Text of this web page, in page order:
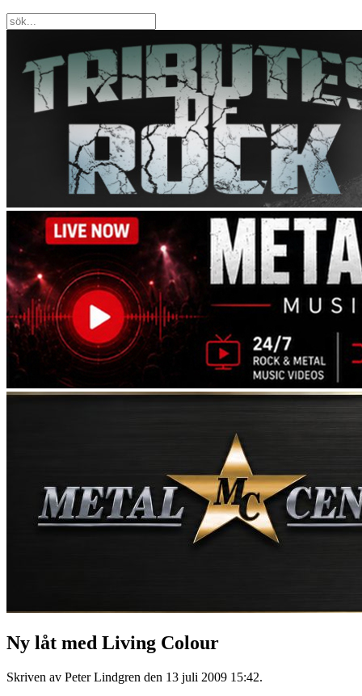
Ny låt med Living Colour
Skriven av Peter Lindgren den 13 juli 2009 15:42.